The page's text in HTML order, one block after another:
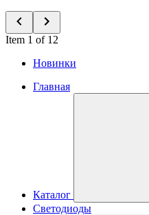
Item 1 of 12
Новинки
Главная
Каталог
Светодиоды